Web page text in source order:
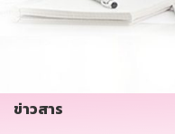
อื่นๆ
ข่าวสาร